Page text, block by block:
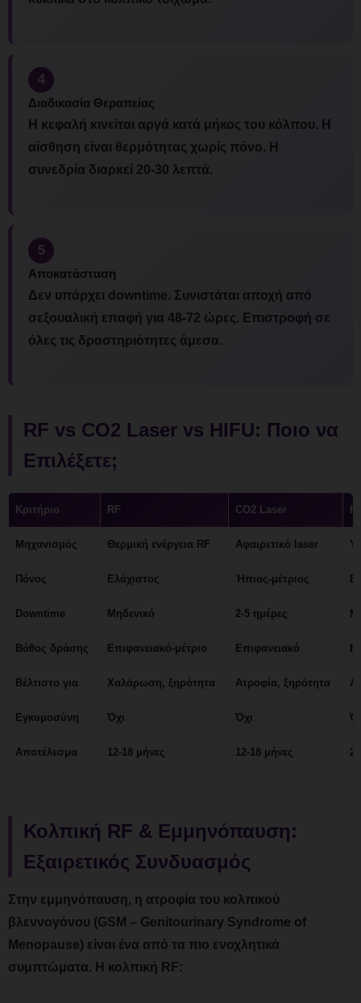
4
Διαδικασία Θεραπείας
Η κεφαλή κινείται αργά κατά μήκος του κόλπου. Η
αίσθηση είναι θερμότητας χωρίς πόνο. Η
συνεδρία διαρκεί 20-30 λεπτά.
5
Αποκατάσταση
Δεν υπάρχει downtime. Συνιστάται αποχή από
σεξουαλική επαφή για 48-72 ώρες. Επιστροφή σε
όλες τις δραστηριότητες άμεσα.
RF vs CO2 Laser vs HIFU: Ποιο να
Επιλέξετε;
Κριτήριο RF CO2 Laser
Μηχανισμός Θερμική ενέργεια RF Αφαιρετικό laser
Πόνος Ελάχιστος Ήπιος-μέτριος
Downtime Μηδενικό 2-5 ημέρες
Βάθος δράσης Επιφανειακό-μέτριο Επιφανειακό
Βέλτιστο για Χαλάρωση, ξηρότητα Ατροφία, ξηρότητα
Εγκυμοσύνη Όχι Όχι
Αποτέλεσμα 12-18 μήνες 12-18 μήνες
Κολπική RF & Εμμηνόπαυση:
Εξαιρετικός Συνδυασμός
Στην εμμηνόπαυση, η ατροφία του κολπικού
βλεννογόνου (GSM – Genitourinary Syndrome of
Menopause) είναι ένα από τα πιο ενοχλητικά
συμπτώματα. Η κολπική RF: